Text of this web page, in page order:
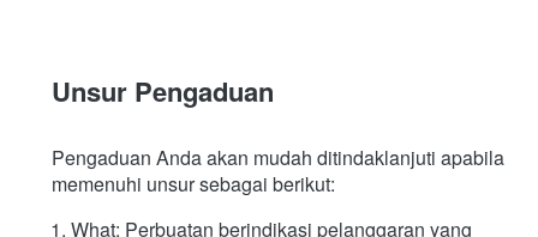
Unsur Pengaduan
Pengaduan Anda akan mudah ditindaklanjuti apabila
memenuhi unsur sebagai berikut:
What: Perbuatan berindikasi pelanggaran yang